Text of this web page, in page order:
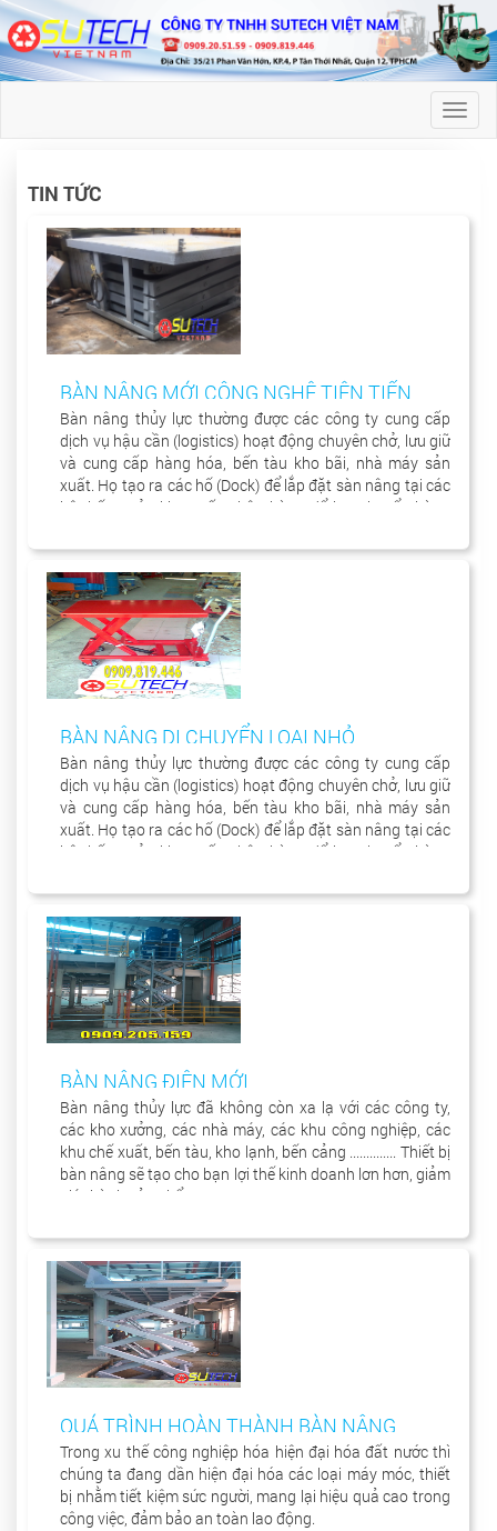
TIN TỨC
BÀN NÂNG MỚI CÔNG NGHỆ TIÊN TIẾN
Bàn nâng thủy lực thường được các công ty cung cấp
dịch vụ hậu cần (logistics) hoạt động chuyên chở, lưu giữ
và cung cấp hàng hóa, bến tàu kho bãi, nhà máy sản
xuất. Họ tạo ra các hố (Dock) để lắp đặt sàn nâng tại các
hệ thống cửa kho xuất nhập hàng để lưu chuyển hàng
chuyển đến nơi khác.
BÀN NÂNG DI CHUYỂN LOẠI NHỎ
Bàn nâng thủy lực thường được các công ty cung cấp
dịch vụ hậu cần (logistics) hoạt động chuyên chở, lưu giữ
và cung cấp hàng hóa, bến tàu kho bãi, nhà máy sản
xuất. Họ tạo ra các hố (Dock) để lắp đặt sàn nâng tại các
hệ thống cửa kho xuất nhập hàng để lưu chuyển hàng
chuyển đến nơi khác.
BÀN NÂNG ĐIỆN MỚI
Bàn nâng thủy lực đã không còn xa lạ với các công ty,
các kho xưởng, các nhà máy, các khu công nghiệp, các
khu chế xuất, bến tàu, kho lạnh, bến cảng .............. Thiết bị
bàn nâng sẽ tạo cho bạn lợi thế kinh doanh lơn hơn, giảm
giá thành sản phẩm.
QUÁ TRÌNH HOÀN THÀNH BÀN NÂNG
Trong xu thế công nghiệp hóa hiện đại hóa đất nước thì
chúng ta đang dần hiện đại hóa các loại máy móc, thiết
bị nhằm tiết kiệm sức người, mang lại hiệu quả cao trong
công việc, đảm bảo an toàn lao động.